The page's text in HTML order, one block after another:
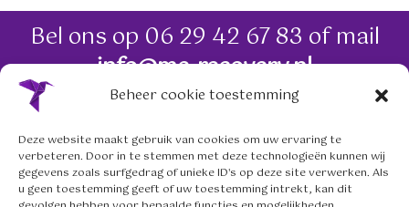
Beheer cookie toestemming
Deze website maakt gebruik van cookies om uw ervaring te
verbeteren. Door in te stemmen met deze technologieën kunnen wij
gegevens zoals surfgedrag of unieke ID's op deze site verwerken. Als
u geen toestemming geeft of uw toestemming intrekt, kan dit
Bel ons op 06 29 42 67 83 of mail
info@me-recovery.nl
06 29 42 67 83
info@me-recovery.nl